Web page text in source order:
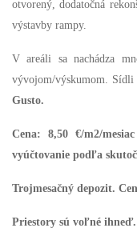
otvorený, dodatočná
výstavby rampy.
V areáli sa nachádza
vývojom/výskumom.
Gusto.
Cena: 8,50 €/m2/
vyúčtovanie podľa
Trojmesačný depozit.
Priestory sú voľné